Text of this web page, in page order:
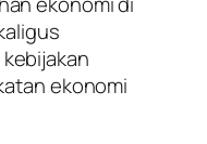
ekonomi